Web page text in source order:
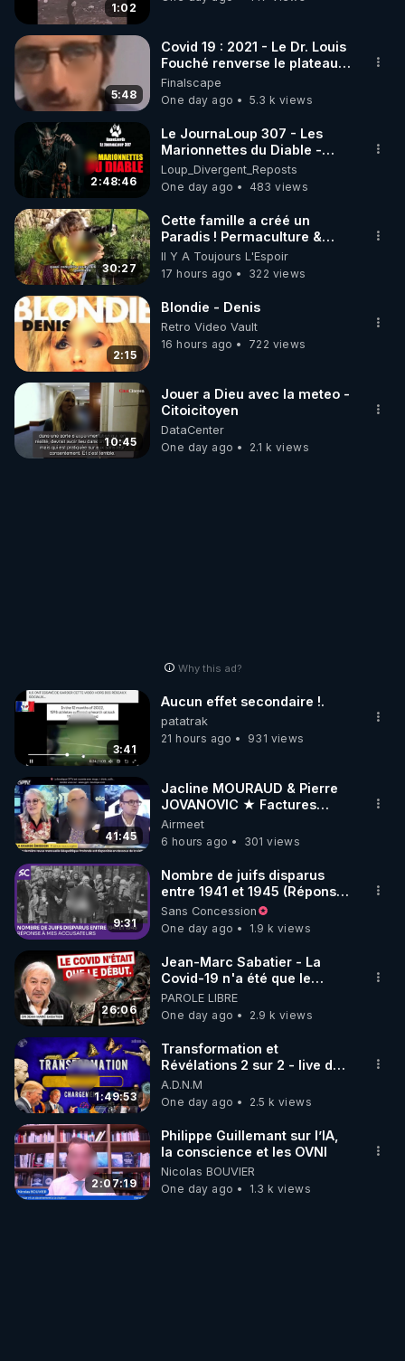
1:02
5:48
Covid 19 : 2021 - Le Dr. Louis
Fouché renverse le plateau
de CNews !
Finalscape
One day ago
5.3 k views
2:48:46
Le JournaLoup 307 - Les
Marionnettes du Diable -
Loup Divergent 2026.08.07
Loup_Divergent_Reposts
One day ago
483 views
30:27
Cette famille a créé un
Paradis ! Permaculture &
Autonomie
Il Y A Toujours L'Espoir
17 hours ago
322 views
2:15
Blondie - Denis
Retro Video Vault
16 hours ago
722 views
10:45
Jouer a Dieu avec la meteo -
Citoicitoyen
DataCenter
One day ago
2.1 k views
Why this ad?
3:41
Aucun effet secondaire !.
patatrak
21 hours ago
931 views
41:45
Jacline MOURAUD & Pierre
JOVANOVIC ★ Factures
Impayées : Où Est Passé Le
Pognon ?
Airmeet
6 hours ago
301 views
9:31
Nombre de juifs disparus
entre 1941 et 1945 (Réponse
à mes accusateurs)
Sans Concession
One day ago
1.9 k views
26:06
Jean-Marc Sabatier - La
Covid-19 n'a été que le
début - L'ARNm & l'ARNm-aa
jusqu où auront-t-il ?
PAROLE LIBRE
One day ago
2.9 k views
1:49:53
Transformation et
Révélations 2 sur 2 - live du
07/08/26
A.D.N.M
One day ago
2.5 k views
2:07:19
Philippe Guillemant sur l’IA,
la conscience et les OVNI
Nicolas BOUVIER
One day ago
1.3 k views